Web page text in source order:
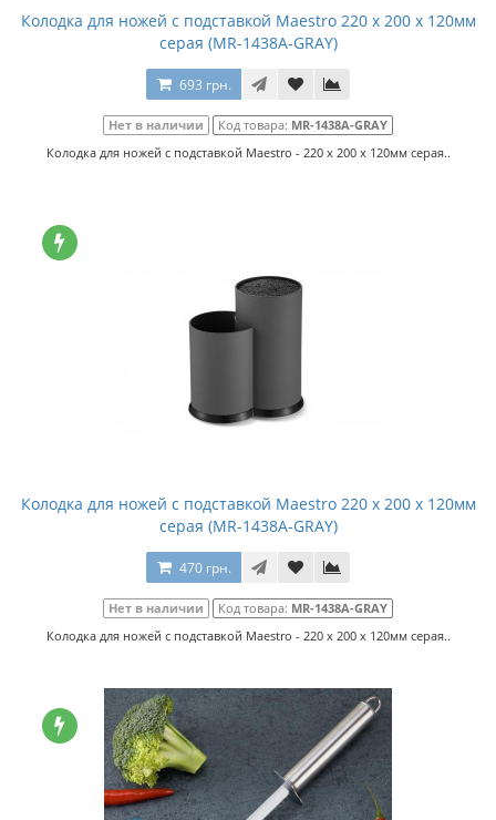
Колодка для ножей с подставкой Maestro 220 x 200 x 120мм
серая (MR-1438A-GRAY)
693 грн.
Нет в наличии Код товара: MR-1438A-GRAY
Колодка для ножей с подставкой Maestro - 220 x 200 x 120мм серая..
Колодка для ножей с подставкой Maestro 220 x 200 x 120мм
серая (MR-1438A-GRAY)
470 грн.
Нет в наличии Код товара: MR-1438A-GRAY
Колодка для ножей с подставкой Maestro - 220 x 200 x 120мм серая..